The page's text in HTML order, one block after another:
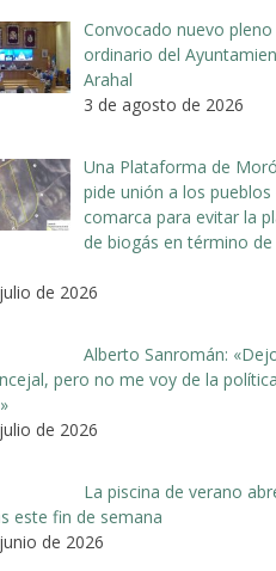
Convocado nuevo pleno
ordinario del
Arahal
3 de agosto de 2026
Una Plataforma de
pide unión a los pueblos
comarca para evitar la
de biogás en término de
de 2026
Alberto Sanromán:
pero no me voy de la
de 2026
La piscina de verano
este fin de semana
de 2026